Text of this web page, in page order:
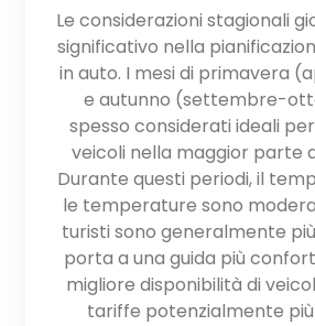
Le considerazioni stagionali
significativo nella
in auto. I mesi di primavera
e autunno (settembre-
spesso considerati ideali
veicoli nella maggior parte
Durante questi periodi, il
le temperature sono
turisti sono generalmente
porta a una guida più
migliore disponibilità di
tariffe potenzialmente